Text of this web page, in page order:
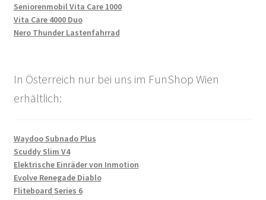
Seniorenmobil Vita Care 1000
Vita Care 4000 Duo
Nero Thunder Lastenfahrrad
In Österreich nur bei uns im FunShop Wien
erhältlich:
Waydoo Subnado Plus
Scuddy Slim V4
Elektrische Einräder von Inmotion
Evolve Renegade Diablo
Fliteboard Series 6